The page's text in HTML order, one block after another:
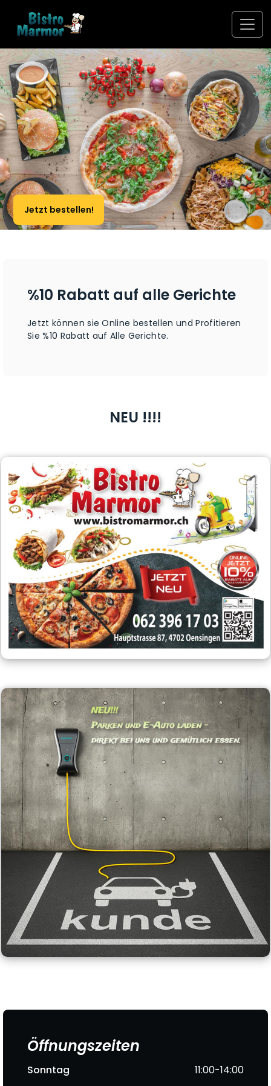
Jetzt bestellen!
%10 Rabatt auf alle Gerichte
Jetzt können sie Online bestellen und Profitieren
Sie %10 Rabatt auf Alle Gerichte.
NEU !!!!
Öffnungszeiten
Sonntag 11:00-14:00